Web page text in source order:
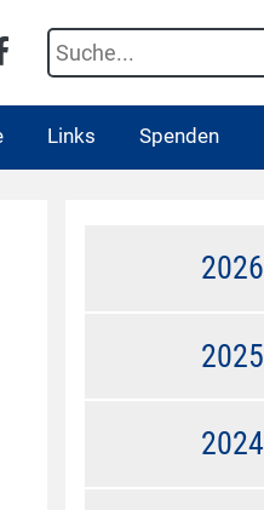
Links Spenden
2026
2025
2024